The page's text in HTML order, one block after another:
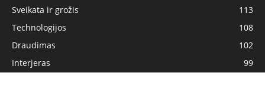
Sveikata ir grožis
113
Technologijos
108
Draudimas
102
Interjeras
99